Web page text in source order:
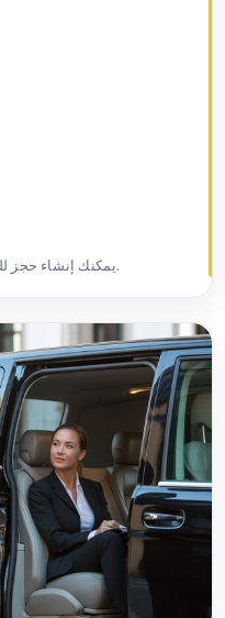
يمكنك إنشاء حجز للحصول على خدمة تأجير فيتو في مدينتك.